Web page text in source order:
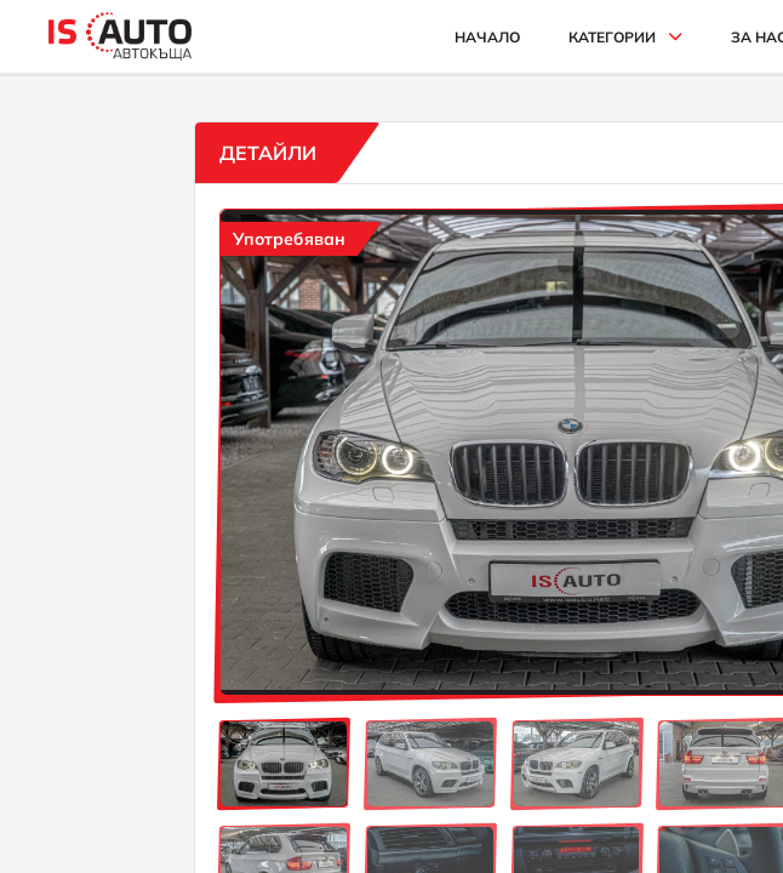
НАЧАЛО КАТЕГОРИИ
АВТОМОБИЛИ И ДЖИПОВЕ
КАМИОНИ
СЕЛСКОСТОПАНСКИ
ИНДУСТРИАЛНИ
КАРИ
ЗА
ДЕТАЙЛИ
Употребяван